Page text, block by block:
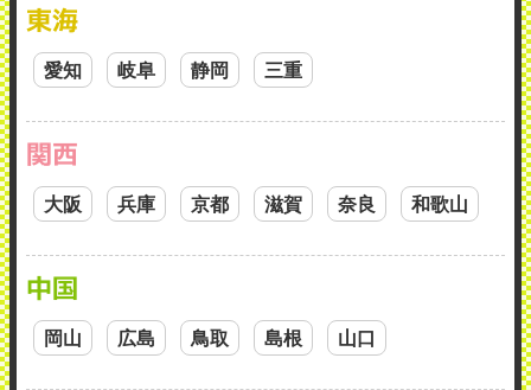
東海
愛知 岐阜 静岡 三重
関西
大阪 兵庫 京都 滋賀 奈良 和歌山
中国
岡山 広島 鳥取 島根 山口